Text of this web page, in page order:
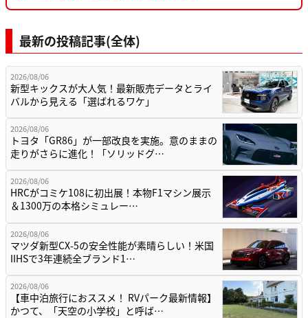
最新の投稿記事(全体)
2026/08/06
新型キックスが大人気！最新販売データとライ
バルから見える「選ばれるワケ」
2026/08/06
トヨタ「GR86」が一部改良を実施。意のままの
走りがさらに進化！「ソリッドグ…
2026/08/06
HRCがコミケ108に初出展！本物F1マシン展示
＆1300万の本格シミュレー…
2026/08/06
マツダ新型CX-5の安全性能が素晴らしい！米国
IIHSで3年連続全ブランド1…
2026/08/06
【車中泊旅行におススメ！ RVパーク最新情報】
かつて、「天空の小学校」と呼ば…